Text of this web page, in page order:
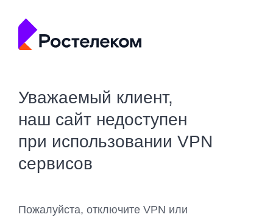
Уважаемый клиент,
наш сайт недоступен
при использовании VPN
сервисов
Пожалуйста, отключите VPN или